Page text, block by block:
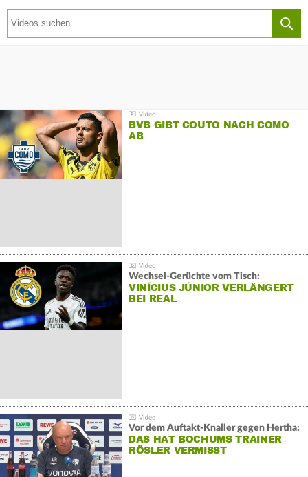
BVB GIBT COUTO NACH COMO
AB
Wechsel-Gerüchte vom Tisch:
VINÍCIUS JÚNIOR VERLÄNGERT
BEI REAL
Vor dem Auftakt-Knaller gegen Hertha:
DAS HAT BOCHUMS TRAINER
RÖSLER VERMISST